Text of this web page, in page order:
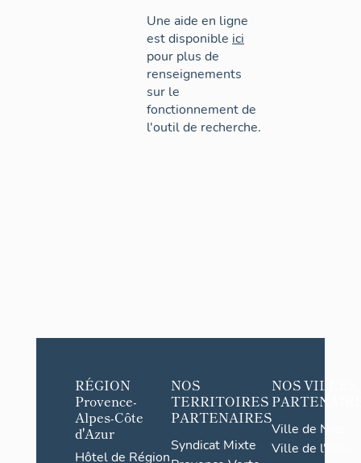
Une aide en ligne
est disponible ici
pour plus de
renseignements
sur le
fonctionnement de
l'outil de recherche.
RÉGION
Provence-
Alpes-Côte
d'Azur
Hôtel de Région
NOS
TERRITOIRES
PARTENAIRES
Syndicat Mixte
NOS VILLES
Ville de Nice
Ville de l'Isle-